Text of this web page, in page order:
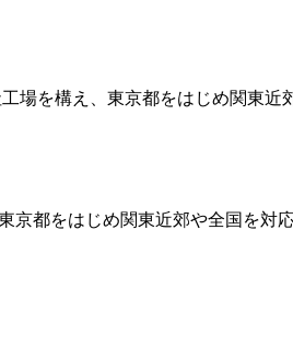
場を構え、東京都をはじめ関東
京都をはじめ関東近郊や全国を対